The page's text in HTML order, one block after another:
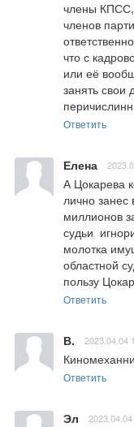
члены КПСС,
членов
что с
или её
занять
Ответить
Елена
А Цокарева
лично занес
миллионов
судьи
молотка
областной
пользу
Ответить
В. 2023.04.04
Ответить
Эл